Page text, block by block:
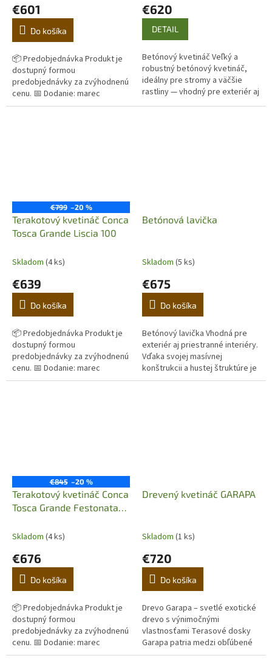
€601
Do košíka
📦 Predobjednávka Produkt je
dostupný formou
predobjednávky za zvýhodnenú
cenu. 📅 Dodanie: marec
Originálny terakotový kvetináč z
€620
DETAIL
Betónový kvetináč Veľký a
robustný betónový kvetináč,
ideálny pre stromy a väčšie
rastliny — vhodný pre exteriér aj
priestranné interiéry. Vďaka
€799 –20 %
Terakotový kvetináč Conca
Tosca Grande Liscia 100
Skladom (4 ks)
€639
Do košíka
📦 Predobjednávka Produkt je
dostupný formou
predobjednávky za zvýhodnenú
cenu. 📅 Dodanie: marec
Originálny terakotový kvetináč z
Betónová lavička
Skladom (5 ks)
€675
Do košíka
Betónový lavička Vhodná pre
exteriér aj priestranné interiéry.
Vďaka svojej masívnej
konštrukcii a hustej štruktúre je
odolný voči poveternostným...
€845 –20 %
Terakotový kvetináč Conca
Tosca Grande Festonata
Skladom (4 ks)
€676
Do košíka
📦 Predobjednávka Produkt je
dostupný formou
predobjednávky za zvýhodnenú
cenu. 📅 Dodanie: marec
Originálny terakotový kvetináč z
Drevený kvetináč GARAPA
Skladom (1 ks)
€720
Do košíka
Drevo Garapa – svetlé exotické
drevo s výnimočnými
vlastnosťami Terasové dosky
Garapa patria medzi obľúbené
exotické dreviny najmä vďaka